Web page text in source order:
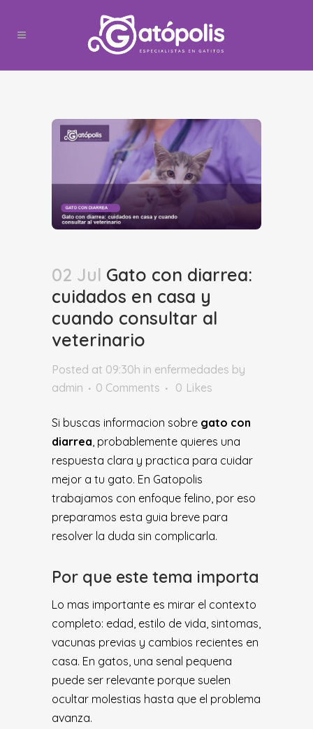
02 Jul Gato con diarrea:
cuidados en casa y
cuando consultar al
veterinario
Posted at 09:30h in enfermedades by
admin
0 Comments 0 Likes
Si buscas informacion sobre gato con
diarrea , probablemente quieres una
respuesta clara y practica para cuidar
mejor a tu gato. En Gatopolis
trabajamos con enfoque felino, por eso
preparamos esta guia breve para
resolver la duda sin complicarla.
Por que este tema importa
Lo mas importante es mirar el contexto
completo: edad, estilo de vida, sintomas,
vacunas previas y cambios recientes en
casa. En gatos, una senal pequena
puede ser relevante porque suelen
ocultar molestias hasta que el problema
avanza.